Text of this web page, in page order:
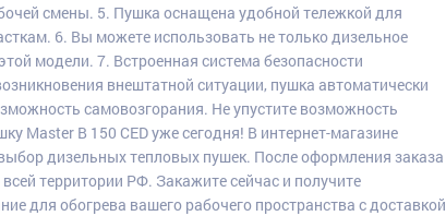
смены. 5. Пушка оснащена удобной тележкой для
6. Вы можете использовать не только дизельное
модели. 7. Встроенная система безопасности
внештатной ситуации, пушка автоматически
самовозгорания. Не упустите возможность
Master B 150 CED уже сегодня! В интернет-магазине
дизельных тепловых пушек. После оформления заказа
территории РФ. Закажите сейчас и получите
для обогрева вашего рабочего пространства с доставкой